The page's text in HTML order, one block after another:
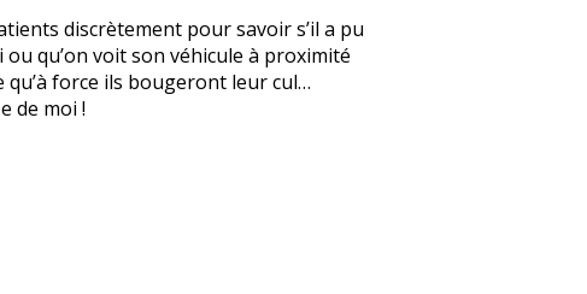
discrètement pour savoir s’il a pu
qu’on voit son véhicule à proximité
qu’à force ils bougeront leur cul…
de moi !